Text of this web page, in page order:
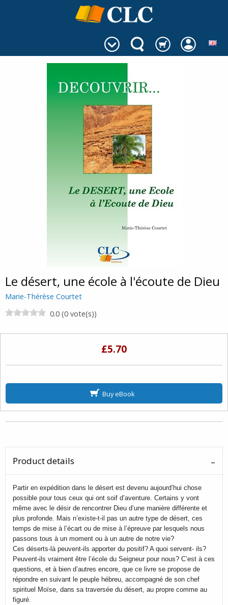
Le désert, une école à l'écoute de Dieu
Marie-Thérèse Courtet
0.0 (0 vote(s))
£5.70
Buy eBook
Product details
Partir en expédition dans le désert est devenu aujourd’hui chose
possible pour tous ceux qui ont soif d’aventure. Certains y vont
même avec le désir de rencontrer Dieu d’une manière différente et
plus profonde. Mais n’existe-t-il pas un autre type de désert, ces
temps de mise à l’écart ou de mise à l’épreuve par lesquels nous
passons tous à un moment ou à un autre de notre vie?
Ces déserts-là peuvent-ils apporter du positif? A quoi servent- ils?
Peuvent-ils vraiment être l’école du Seigneur pour nous? C’est à ces
questions, et à bien d’autres encore, que ce livre se propose de
répondre en suivant le peuple hébreu, accompagné de son chef
spirituel Moïse, dans sa traversée du désert, au propre comme au
figuré.